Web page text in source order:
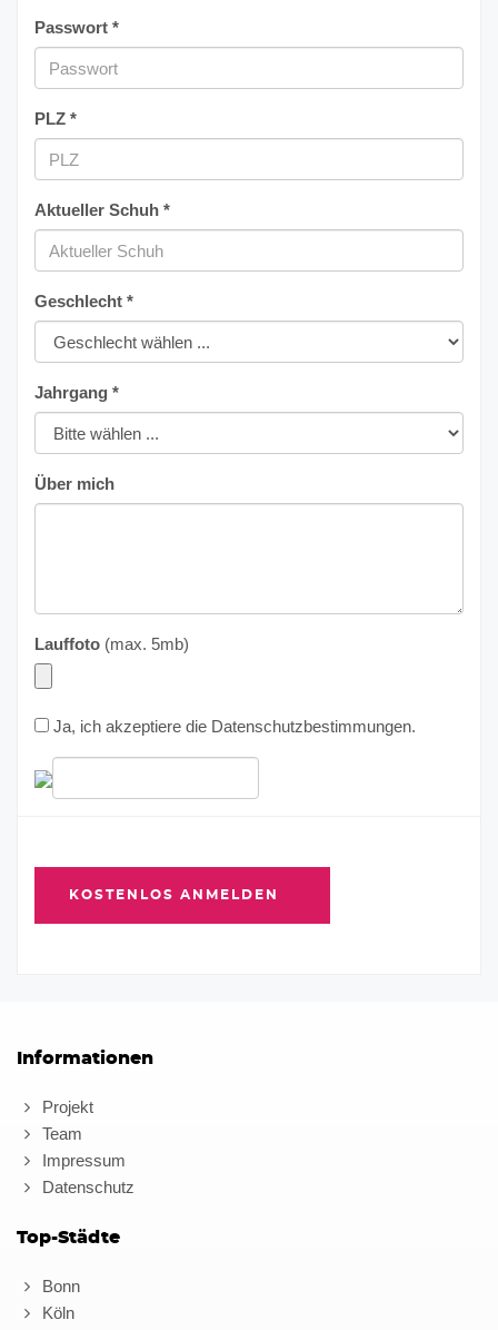
Passwort *
PLZ *
Aktueller Schuh *
Geschlecht *
Jahrgang *
Über mich
Lauffoto (max. 5mb)
Ja, ich akzeptiere die Datenschutzbestimmungen.
Informationen
Projekt
Team
Impressum
Datenschutz
Top-Städte
Bonn
Köln